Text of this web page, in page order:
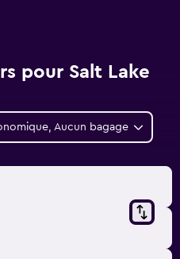
pour Salt Lake
Aucun bagage